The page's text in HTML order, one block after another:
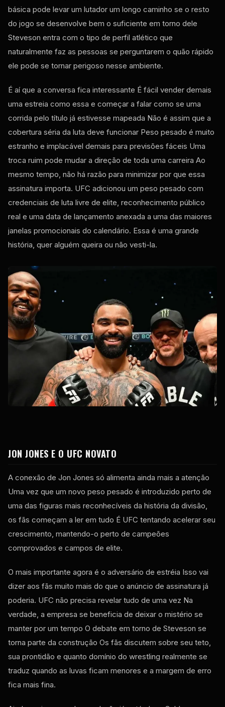
básica pode levar um lutador um longo caminho se o resto
do jogo se desenvolve bem o suficiente em torno dele
Steveson entra com o tipo de perfil atlético que
naturalmente faz as pessoas se perguntarem o quão rápido
ele pode se tornar perigoso nesse ambiente.
É aí que a conversa fica interessante É fácil vender demais
uma estreia como essa e começar a falar como se uma
corrida pelo título já estivesse mapeada Não é assim que a
cobertura séria da luta deve funcionar Peso pesado é muito
estranho e implacável demais para previsões fáceis Uma
troca ruim pode mudar a direção de toda uma carreira Ao
mesmo tempo, não há razão para minimizar por que essa
assinatura importa. UFC adicionou um peso pesado com
credenciais de luta livre de elite, reconhecimento público
real e uma data de lançamento anexada a uma das maiores
janelas promocionais do calendário. Essa é uma grande
história, quer alguém queira ou não vesti-la.
JON JONES E O UFC NOVATO
A conexão de Jon Jones só alimenta ainda mais a atenção
Uma vez que um novo peso pesado é introduzido perto de
uma das figuras mais reconhecíveis da história da divisão,
os fãs começam a ler em tudo É UFC tentando acelerar seu
crescimento, mantendo-o perto de campeões
comprovados e campos de elite.
O mais importante agora é o adversário de estréia Isso vai
dizer aos fãs muito mais do que o anúncio de assinatura já
poderia. UFC não precisa revelar tudo de uma vez Na
verdade, a empresa se beneficia de deixar o mistério se
manter por um tempo O debate em torno de Steveson se
torna parte da construção Os fãs discutem sobre seu teto,
sua prontidão e quanto domínio do wrestling realmente se
traduz quando as luvas ficam menores e a margem de erro
fica mais fina.